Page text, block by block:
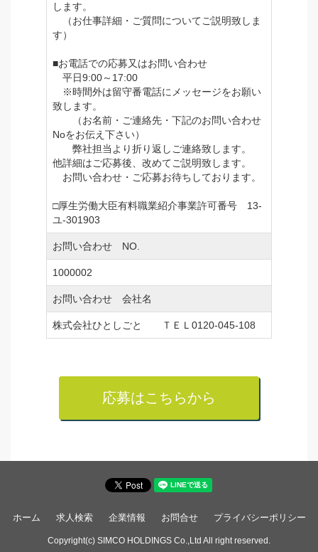
します。
（お仕事詳細・ご質問についてご説明致しま
す）
■お電話での応募又はお問い合わせ
平日9:00～17:00
※時間外は留守番電話にメッセージをお願い
致します。
（お名前・ご連絡先・下記のお問い合わせ
Noをお伝え下さい）
弊社担当より折り返しご連絡致します。
他詳細はご応募後、改めてご説明致します。
お問い合わせ・ご応募お待ちしております。
□厚生労働大臣有料職業紹介事業許可番号 13-
ユ-301903
お問い合わせ NO.
1000002
お問い合わせ 会社名
株式会社ひとしごと ＴＥＬ0120-045-108
応募はこちらから
ホーム 求人検索 企業情報 お問合せ プライバシーポリシー
Copyright(c) SIMCO HOLDINGS Co.,Ltd All right reserved.